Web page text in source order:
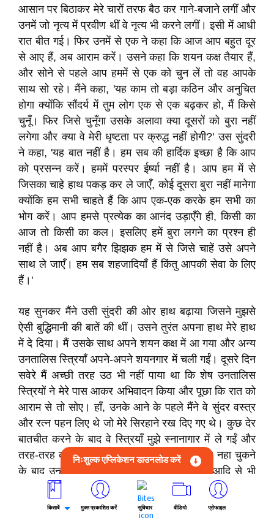
आसान पर बिठाकर मेरे चारों तरफ बैठ कर गाने-बजाने लगीं और
उनमें जो नृत्य में प्रवीण थीं वे नृत्य भी करने लगीं। इसी में आधी
रात बीत गई। फिर उनमें से एक ने कहा कि आज आप बहुत दूर
से आए हैं, अब आराम करें। उसने कहा कि शयन कक्ष तैयार हैं,
और सोने से पहले आप हममें से एक को चुन लें तो वह आपके
साथ सो रहे। मैंने कहा, 'यह काम तो बड़ा कठिन और अनुचित
होगा क्योंकि सौंदर्य में तुम लोग एक से एक बढ़कर हो, मैं किसे
चुनूँ। फिर जिसे चुनूँगा उसके अलावा क्या दूसरों को बुरा नहीं
लगेगा और क्या वे मेरी धृष्टता पर क्रुद्ध नहीं होगी?' उस सुंदरी
ने कहा, 'यह बात नहीं है। हम सब की हार्दिक इच्छा है कि आप
को प्रसन्न करें। हममें परस्पर ईर्ष्या नहीं है। आप हम में से
जिसका चाहे हाथ पकड़ कर ले जाएँ, कोई दूसरा बुरा नहीं मानेगा
क्योंकि हम सभी चाहते हैं कि आप एक-एक करके हम सभी का
भोग करें। आप हमसे प्रत्येक का आनंद उड़ाएँगे ही, किसी का
आज तो किसी का कल। इसलिए हमें बुरा लगने का प्रश्न ही
नहीं है। अब आप बगैर झिझक हम में से जिसे चाहें उसे अपने
साथ ले जाएँ। हम सब शहजादियाँ हैं किंतु आपकी सेवा के लिए
हैं।'
यह सुनकर मैंने उसी सुंदरी की ओर हाथ बढ़ाया जिसने मुझसे
ऐसी बुद्धिमानी की बातें की थीं। उसने तुरंत अपना हाथ मेरे हाथ
में दे दिया। मैं उसके साथ अपने शयन कक्ष में आ गया और अन्य
उनतालिस स्त्रियाँ अपने-अपने शयनगार में चली गईं। दूसरे दिन
सवेरे मैं अच्छी तरह उठ भी नहीं पाया था कि शेष उनतालिस
स्त्रियों ने मेरे पास आकर अभिवादन किया और पूछा कि रात को
आराम से तो सोए। हाँ, उनके आने के पहले मैंने वे सुंदर वस्त्र
और रत्न पहन लिए थे जो मेरे सिरहाने रख दिए गए थे। कुछ देर
बातचीत करने के बाद वे स्त्रियाँ मुझे स्नानागार में ले गईं और
तरह-तरह की मालिश करके मुझे स्नान कराया। मेरे नहा चुकने
के बाद उन्होंने दूसरे वस्त्राभूषण जो पहले वस्त्र आदि से भी
उत्तम थे मुझे पहनाया। इसके बाद सारे दिन, बल्कि आधी रात
तक पहले दिन की तरह हास-परिहास, किस्सा-कहानी, खाना-
पीना और राग-रंग चलता रहा। आधी रात हुई तो उन्होंने कहा कि
निःशुल्क एप्लिकेशन डाउनलोड करें
किताबें मुक्त प्रकाशित करें सुविचार वीडियो प्रोफाइल